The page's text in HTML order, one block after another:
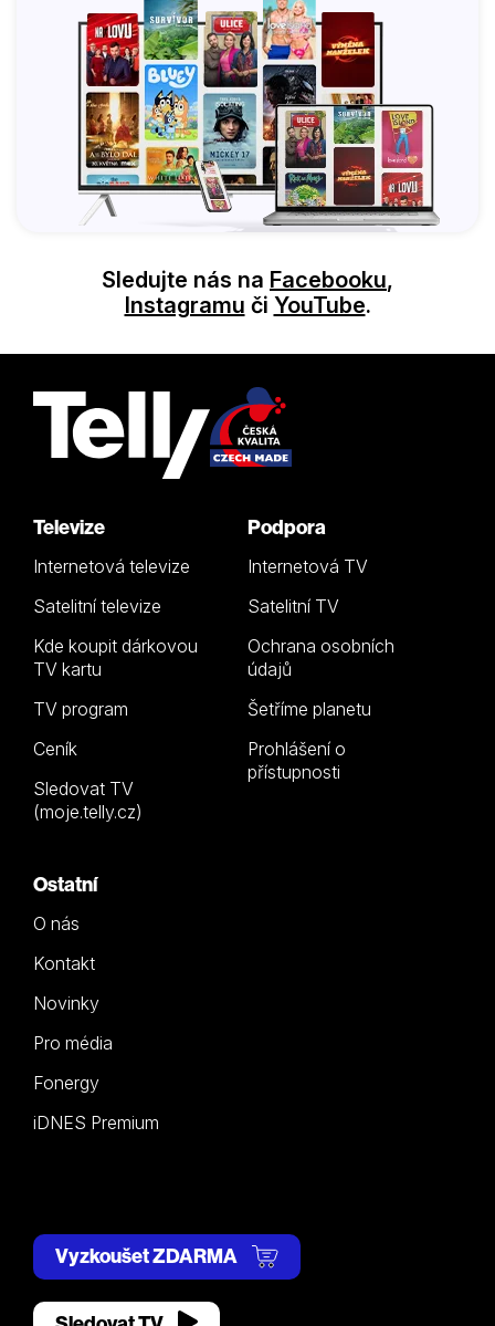
Sledujte nás na Facebooku,
Instagramu či YouTube.
Televize
Internetová televize
Satelitní televize
Kde koupit dárkovou
TV kartu
TV program
Ceník
Sledovat TV
(moje.telly.cz)
Podpora
Internetová TV
Satelitní TV
Ochrana osobních
údajů
Šetříme planetu
Prohlášení o
přístupnosti
Ostatní
O nás
Kontakt
Novinky
Pro média
Fonergy
iDNES Premium
Vyzkoušet ZDARMA